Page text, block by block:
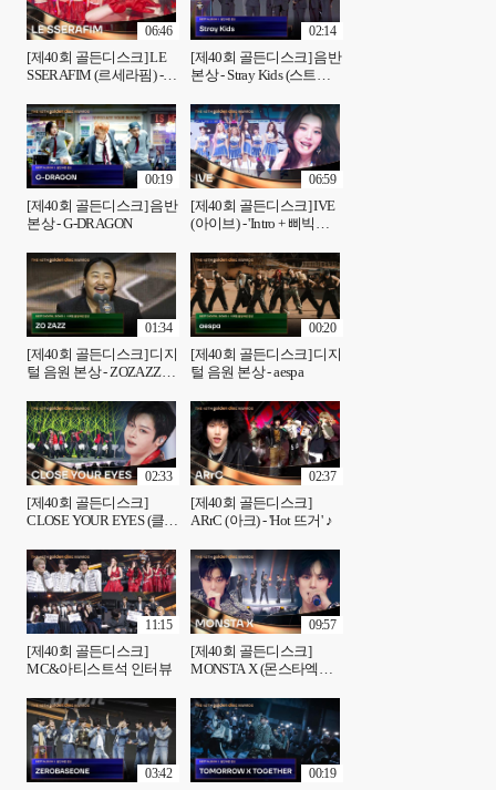
[제40회 골든디스크] LE
SSERAFIM (르세라핌) -
♪
06:46
[제40회 골든디스크] 음반
본상 - Stray Kids (스트레
02:14
[제40회 골든디스크] 음반
본상 - G-DRAGON
00:19
[제40회 골든디스크] IVE
(아이브) - 'Intro + 삐빅
♪
06:59
[제40회 골든디스크] 디지
털 음원 본상 - ZOZAZZ
01:34
[제40회 골든디스크] 디지
털 음원 본상 - aespa
00:20
[제40회 골든디스크]
CLOSE YOUR EYES (클로
♪
02:33
[제40회 골든디스크]
ARrC (아크) - 'Hot 뜨거' ♪
02:37
[제40회 골든디스크]
MC&아티스트석 인터뷰
11:15
[제40회 골든디스크]
MONSTA X (몬스타엑스) -
+ DO WHAT I WANT' ♪
09:57
03:42 00:19